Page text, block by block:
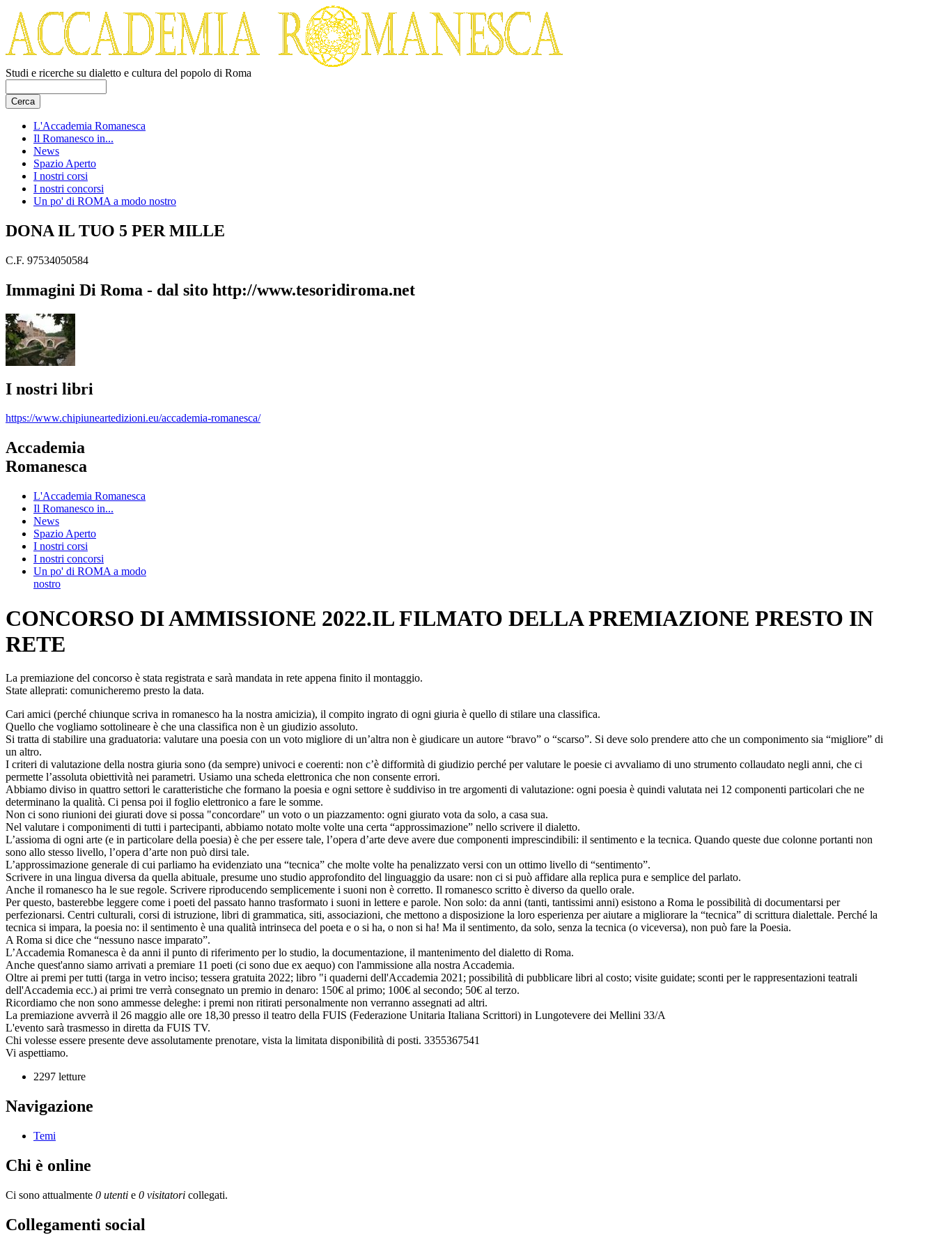
Studi e ricerche su dialetto e cultura del popolo di Roma
L'Accademia Romanesca
Il Romanesco in...
News
Spazio Aperto
I nostri corsi
I nostri concorsi
Un po' di ROMA a modo nostro
DONA IL TUO 5 PER MILLE
C.F. 97534050584
Immagini Di Roma - dal sito http://www.tesoridiroma.net
I nostri libri
https://www.chipiuneartedizioni.eu/accademia-romanesca/
Accademia
Romanesca
L'Accademia Romanesca
Il Romanesco in...
News
Spazio Aperto
I nostri corsi
I nostri concorsi
Un po' di ROMA a modo
nostro
CONCORSO DI AMMISSIONE 2022.IL FILMATO DELLA PREMIAZIONE PRESTO IN
RETE
La premiazione del concorso è stata registrata e sarà mandata in rete appena finito il montaggio.
State alleprati: comunicheremo presto la data.
Cari amici (perché chiunque scriva in romanesco ha la nostra amicizia), il compito ingrato di ogni giuria è quello di stilare una classifica.
Quello che vogliamo sottolineare è che una classifica non è un giudizio assoluto.
Si tratta di stabilire una graduatoria: valutare una poesia con un voto migliore di un’altra non è giudicare un autore “bravo” o “scarso”. Si deve solo prendere atto che un componimento sia “migliore” di
un altro.
I criteri di valutazione della nostra giuria sono (da sempre) univoci e coerenti: non c’è difformità di giudizio perché per valutare le poesie ci avvaliamo di uno strumento collaudato negli anni, che ci
permette l’assoluta obiettività nei parametri. Usiamo una scheda elettronica che non consente errori.
Abbiamo diviso in quattro settori le caratteristiche che formano la poesia e ogni settore è suddiviso in tre argomenti di valutazione: ogni poesia è quindi valutata nei 12 componenti particolari che ne
determinano la qualità. Ci pensa poi il foglio elettronico a fare le somme.
Non ci sono riunioni dei giurati dove si possa "concordare" un voto o un piazzamento: ogni giurato vota da solo, a casa sua.
Nel valutare i componimenti di tutti i partecipanti, abbiamo notato molte volte una certa “approssimazione” nello scrivere il dialetto.
L’assioma di ogni arte (e in particolare della poesia) è che per essere tale, l’opera d’arte deve avere due componenti imprescindibili: il sentimento e la tecnica. Quando queste due colonne portanti non
sono allo stesso livello, l’opera d’arte non può dirsi tale.
L’approssimazione generale di cui parliamo ha evidenziato una “tecnica” che molte volte ha penalizzato versi con un ottimo livello di “sentimento”.
Scrivere in una lingua diversa da quella abituale, presume uno studio approfondito del linguaggio da usare: non ci si può affidare alla replica pura e semplice del parlato.
Anche il romanesco ha le sue regole. Scrivere riproducendo semplicemente i suoni non è corretto. Il romanesco scritto è diverso da quello orale.
Per questo, basterebbe leggere come i poeti del passato hanno trasformato i suoni in lettere e parole. Non solo: da anni (tanti, tantissimi anni) esistono a Roma le possibilità di documentarsi per
perfezionarsi. Centri culturali, corsi di istruzione, libri di grammatica, siti, associazioni, che mettono a disposizione la loro esperienza per aiutare a migliorare la “tecnica” di scrittura dialettale. Perché la
tecnica si impara, la poesia no: il sentimento è una qualità intrinseca del poeta e o si ha, o non si ha! Ma il sentimento, da solo, senza la tecnica (o viceversa), non può fare la Poesia.
A Roma si dice che “nessuno nasce imparato”.
L’Accademia Romanesca è da anni il punto di riferimento per lo studio, la documentazione, il mantenimento del dialetto di Roma.
Anche quest'anno siamo arrivati a premiare 11 poeti (ci sono due ex aequo) con l'ammissione alla nostra Accademia.
Oltre ai premi per tutti (targa in vetro inciso; tessera gratuita 2022; libro "i quaderni dell'Accademia 2021; possibilità di pubblicare libri al costo; visite guidate; sconti per le rappresentazioni teatrali
dell'Accademia ecc.) ai primi tre verrà consegnato un premio in denaro: 150€ al primo; 100€ al secondo; 50€ al terzo.
Ricordiamo che non sono ammesse deleghe: i premi non ritirati personalmente non verranno assegnati ad altri.
La premiazione avverrà il 26 maggio alle ore 18,30 presso il teatro della FUIS (Federazione Unitaria Italiana Scrittori) in Lungotevere dei Mellini 33/A
L'evento sarà trasmesso in diretta da FUIS TV.
Chi volesse essere presente deve assolutamente prenotare, vista la limitata disponibilità di posti. 3355367541
Vi aspettiamo.
2297 letture
Navigazione
Temi
Chi è online
Ci sono attualmente 0 utenti e 0 visitatori collegati.
Collegamenti social